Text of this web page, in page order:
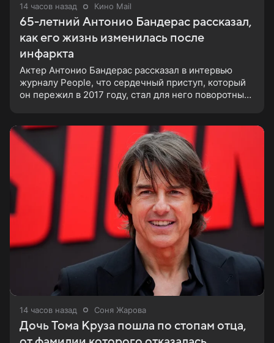
14 часов назад Кино Mail
65-летний Антонио Бандерас рассказал,
как его жизнь изменилась после
инфаркта
Актер Антонио Бандерас рассказал в интервью
журналу People, что сердечный приступ, который
он пережил в 2017 году, стал для него поворотным
14 часов назад Соня Жарова
Дочь Тома Круза пошла по стопам отца,